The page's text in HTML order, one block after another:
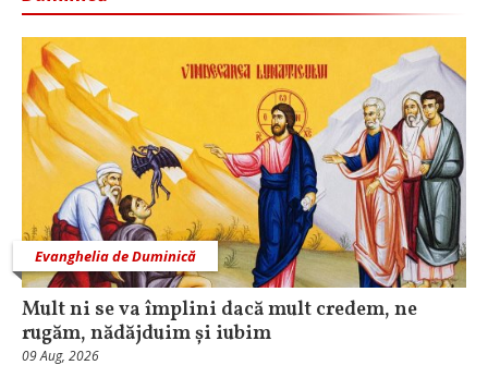
Evanghelia de Duminică
Mult ni se va împlini dacă mult credem, ne
rugăm, nădăjduim și iubim
09 Aug, 2026